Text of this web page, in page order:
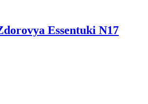
Essentuki N17